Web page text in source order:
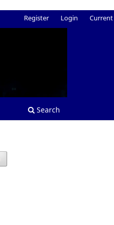
Search
Register Login Current